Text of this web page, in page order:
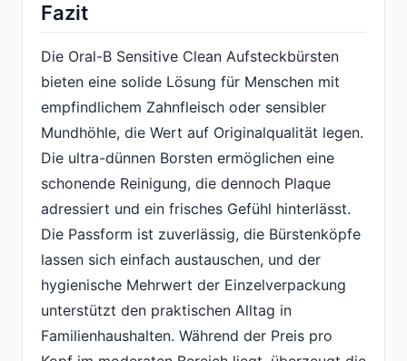
Fazit
Die Oral-B Sensitive Clean Aufsteckbürsten
bieten eine solide Lösung für Menschen mit
empfindlichem Zahnfleisch oder sensibler
Mundhöhle, die Wert auf Originalqualität legen.
Die ultra-dünnen Borsten ermöglichen eine
schonende Reinigung, die dennoch Plaque
adressiert und ein frisches Gefühl hinterlässt.
Die Passform ist zuverlässig, die Bürstenköpfe
lassen sich einfach austauschen, und der
hygienische Mehrwert der Einzelverpackung
unterstützt den praktischen Alltag in
Familienhaushalten. Während der Preis pro